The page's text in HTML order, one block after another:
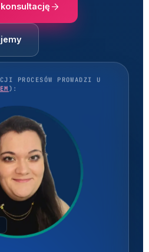
PROCESÓW PROWADZI U
):